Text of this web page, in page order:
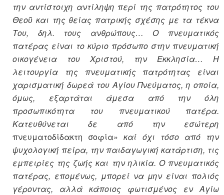
την αντίστοιχη αντίληψη περί της πατρότητος του
Θεοῦ και της θείας πατρικής σχέσης με τα τέκνα
Του, δηλ. τους ανθρώπους… Ο πνευματικός
πατέρας είναι το κύριο πρόσωπο στην πνευματική
οικογένεια του Χριστού, την Εκκλησία… Η
λειτουργία της πνευματικής πατρότητας είναι
χαρισματική δωρεά του Αγίου Πνεύματος, η οποία,
όμως, εξαρτάται άμεσα από την όλη
προσωπικότητα του πνευματικού πατέρα.
Κατευθύνεται δε από την εσώτερη
πνευματοδίδακτη σοφία»καί όχι τόσο από την
ψυχολογική πείρα, την παιδαγωγική κατάρτιση, τις
εμπειρίες της ζωής και την ηλικία. Ο πνευματικός
πατέρας, επομένως, μπορεί να μην είναι πολιός
γέροντας, αλλά κάποιος φωτισμένος εν Αγίω